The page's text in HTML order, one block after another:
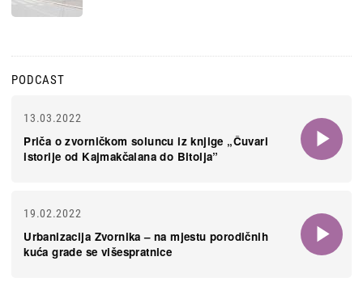
PODCAST
13.03.2022
Priča o zvorničkom soluncu iz knjige „Čuvari
istorije od Kajmakčalana do Bitolja”
19.02.2022
Urbanizacija Zvornika – na mjestu porodičnih
kuća grade se višespratnice